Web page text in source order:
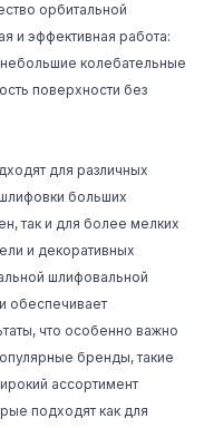
орбитальной
и эффективная работа:
колебательные
поверхности без
для различных
больших
так и для более мелких
и декоративных
шлифовальной
обеспечивает
что особенно важно
бренды, такие
ассортимент
подходят как для